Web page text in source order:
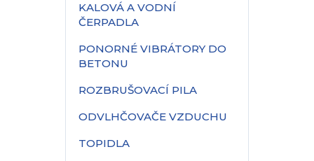
KALOVÁ A VODNÍ
ČERPADLA
PONORNÉ VIBRÁTORY DO
BETONU
ROZBRUŠOVACÍ PILA
ODVLHČOVAČE VZDUCHU
TOPIDLA